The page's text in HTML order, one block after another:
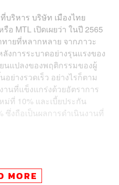
บริหาร บริษัท เมืองไทย
MTL เปิดเผยว่า ในปี 2565
ายที่หลากหลาย จากภาวะ
งการระบาดอย่างรุนแรงของ
นแปลงของพฤติกรรมของผู้
ย่างรวดเร็ว อย่างไรก็ตาม
านที่แข็งแกร่งด้วยอัตราการ
ม่ที่ 10% และเบี้ยประกัน
ซึ่งถือเป็นผลการดำเนินงานที่
รุ่ง-ดาวร่วง’ ประจำปี 2565
บับเข้มข้น พบ 3 หุ้น ‘BGT, JTS
MORE